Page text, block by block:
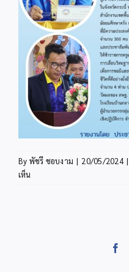
By พัชรี ชอบงาม | 20/05/2024 |
เห็น